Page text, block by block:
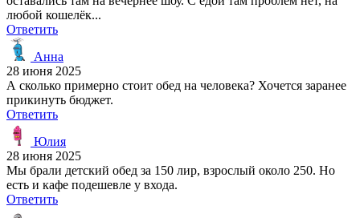
любой кошелёк...
Ответить
Анна
28 июня 2025
А сколько примерно стоит обед на человека? Хочется заранее
прикинуть бюджет.
Ответить
Юлия
28 июня 2025
Мы брали детский обед за 150 лир, взрослый около 250. Но
есть и кафе подешевле у входа.
Ответить